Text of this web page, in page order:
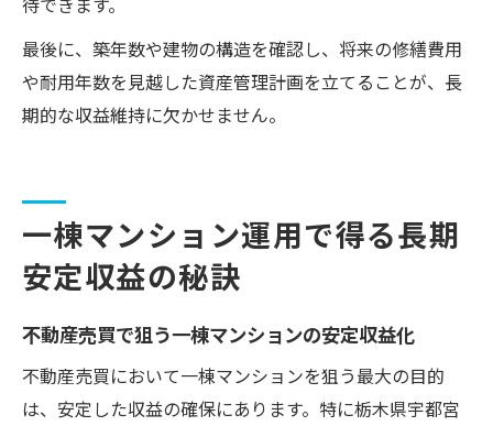
待できます。
最後に、築年数や建物の構造を確認し、将来の修繕費用
や耐用年数を見越した資産管理計画を立てることが、長
期的な収益維持に欠かせません。
一棟マンション運用で得る長期
安定収益の秘訣
不動産売買で狙う一棟マンションの安定収益化
不動産売買において一棟マンションを狙う最大の目的
は、安定した収益の確保にあります。特に栃木県宇都宮